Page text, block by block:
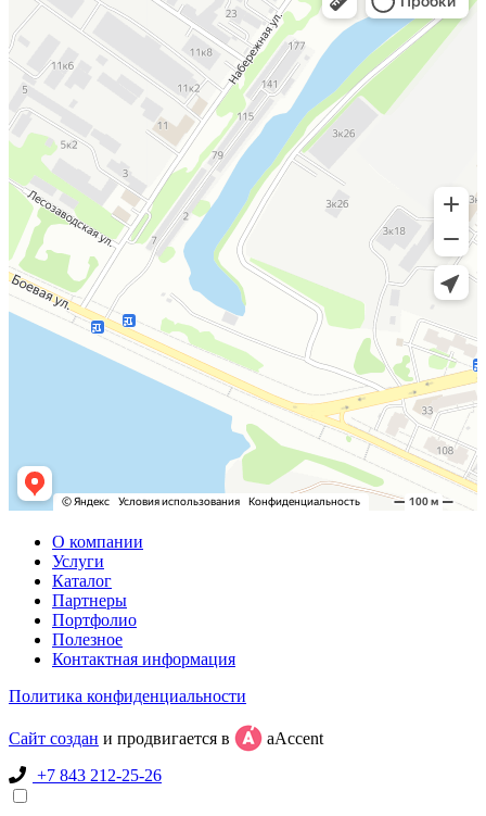
О компании
Услуги
Каталог
Партнеры
Портфолио
Полезное
Контактная информация
Политика конфиденциальности
Сайт создан и продвигается в
aAccent
+7 843 212-25-26